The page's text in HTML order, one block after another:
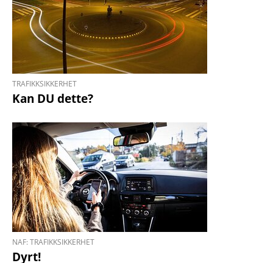
TRAFIKKSIKKERHET
Kan DU dette?
NAF: TRAFIKKSIKKERHET
Dyrt!